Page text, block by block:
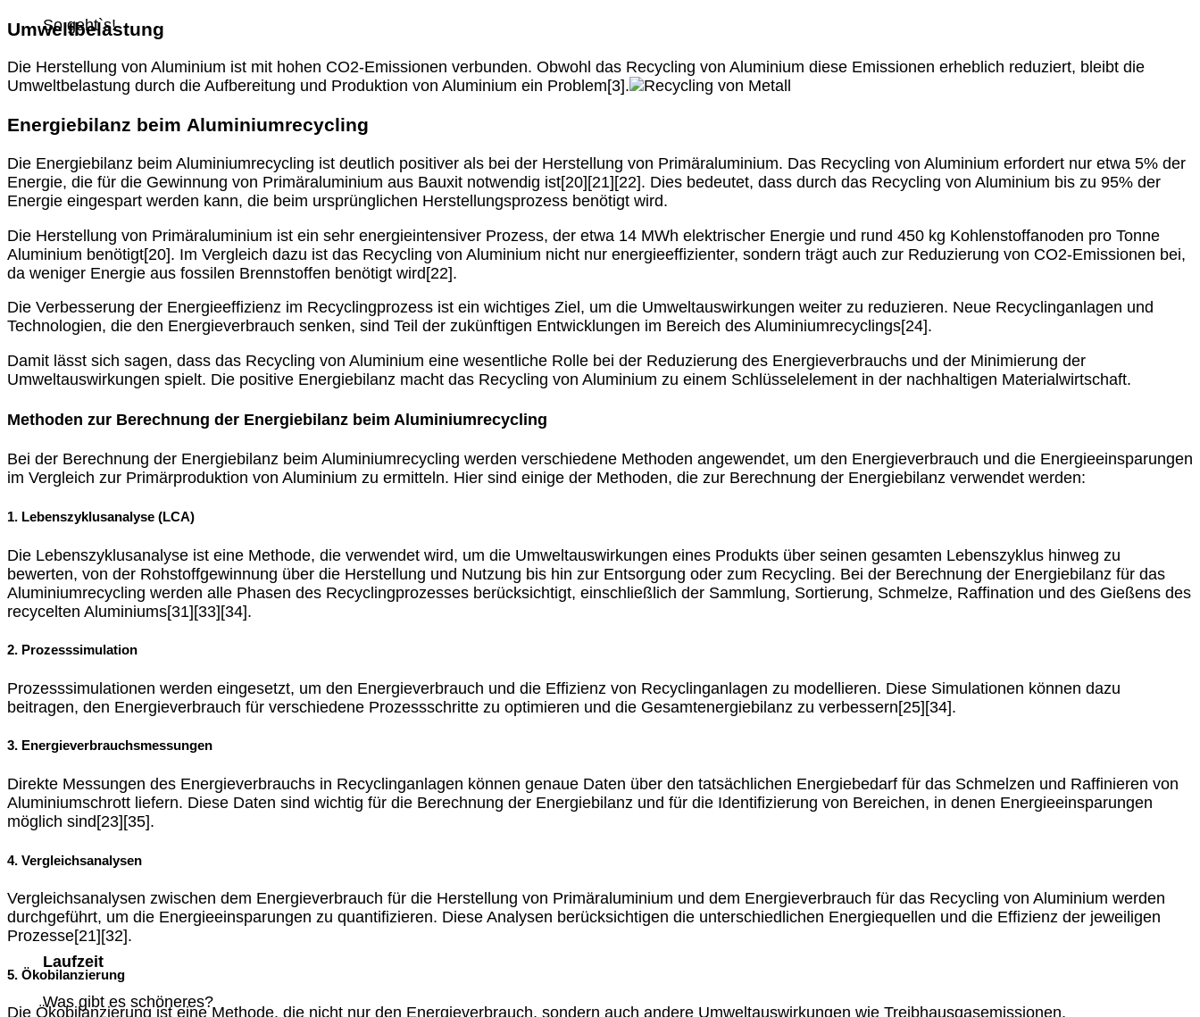
So geht`s!
Laufzeit
Was gibt es schöneres?
Umweltbelastung
Die Herstellung von Aluminium ist mit hohen CO2-Emissionen verbunden. Obwohl das Recycling von Aluminium diese Emissionen erheblich reduziert, bleibt die
Umweltbelastung durch die Aufbereitung und Produktion von Aluminium ein Problem[3].
Energiebilanz beim Aluminiumrecycling
Die Energiebilanz beim Aluminiumrecycling ist deutlich positiver als bei der Herstellung von Primäraluminium. Das Recycling von Aluminium erfordert nur etwa 5% der
Energie, die für die Gewinnung von Primäraluminium aus Bauxit notwendig ist[20][21][22]. Dies bedeutet, dass durch das Recycling von Aluminium bis zu 95% der
Energie eingespart werden kann, die beim ursprünglichen Herstellungsprozess benötigt wird.
Die Herstellung von Primäraluminium ist ein sehr energieintensiver Prozess, der etwa 14 MWh elektrischer Energie und rund 450 kg Kohlenstoffanoden pro Tonne
Aluminium benötigt[20]. Im Vergleich dazu ist das Recycling von Aluminium nicht nur energieeffizienter, sondern trägt auch zur Reduzierung von CO2-Emissionen bei,
da weniger Energie aus fossilen Brennstoffen benötigt wird[22].
Die Verbesserung der Energieeffizienz im Recyclingprozess ist ein wichtiges Ziel, um die Umweltauswirkungen weiter zu reduzieren. Neue Recyclinganlagen und
Technologien, die den Energieverbrauch senken, sind Teil der zukünftigen Entwicklungen im Bereich des Aluminiumrecyclings[24].
Damit lässt sich sagen, dass das Recycling von Aluminium eine wesentliche Rolle bei der Reduzierung des Energieverbrauchs und der Minimierung der
Umweltauswirkungen spielt. Die positive Energiebilanz macht das Recycling von Aluminium zu einem Schlüsselelement in der nachhaltigen Materialwirtschaft.
Methoden zur Berechnung der Energiebilanz beim Aluminiumrecycling
Bei der Berechnung der Energiebilanz beim Aluminiumrecycling werden verschiedene Methoden angewendet, um den Energieverbrauch und die Energieeinsparungen
im Vergleich zur Primärproduktion von Aluminium zu ermitteln. Hier sind einige der Methoden, die zur Berechnung der Energiebilanz verwendet werden:
1. Lebenszyklusanalyse (LCA)
Die Lebenszyklusanalyse ist eine Methode, die verwendet wird, um die Umweltauswirkungen eines Produkts über seinen gesamten Lebenszyklus hinweg zu
bewerten, von der Rohstoffgewinnung über die Herstellung und Nutzung bis hin zur Entsorgung oder zum Recycling. Bei der Berechnung der Energiebilanz für das
Aluminiumrecycling werden alle Phasen des Recyclingprozesses berücksichtigt, einschließlich der Sammlung, Sortierung, Schmelze, Raffination und des Gießens des
recycelten Aluminiums[31][33][34].
2. Prozesssimulation
Prozesssimulationen werden eingesetzt, um den Energieverbrauch und die Effizienz von Recyclinganlagen zu modellieren. Diese Simulationen können dazu
beitragen, den Energieverbrauch für verschiedene Prozessschritte zu optimieren und die Gesamtenergiebilanz zu verbessern[25][34].
3. Energieverbrauchsmessungen
Direkte Messungen des Energieverbrauchs in Recyclinganlagen können genaue Daten über den tatsächlichen Energiebedarf für das Schmelzen und Raffinieren von
Aluminiumschrott liefern. Diese Daten sind wichtig für die Berechnung der Energiebilanz und für die Identifizierung von Bereichen, in denen Energieeinsparungen
möglich sind[23][35].
4. Vergleichsanalysen
Vergleichsanalysen zwischen dem Energieverbrauch für die Herstellung von Primäraluminium und dem Energieverbrauch für das Recycling von Aluminium werden
durchgeführt, um die Energieeinsparungen zu quantifizieren. Diese Analysen berücksichtigen die unterschiedlichen Energiequellen und die Effizienz der jeweiligen
Prozesse[21][32].
5. Ökobilanzierung
Die Ökobilanzierung ist eine Methode, die nicht nur den Energieverbrauch, sondern auch andere Umweltauswirkungen wie Treibhausgasemissionen,